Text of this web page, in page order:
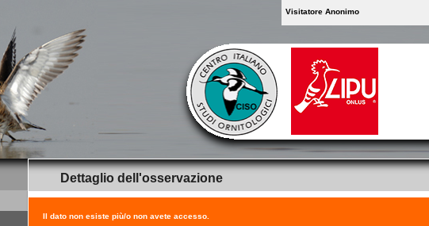
Visitatore Anonimo
Dettaglio dell'osservazione
Il dato non esiste più/o non avete accesso.